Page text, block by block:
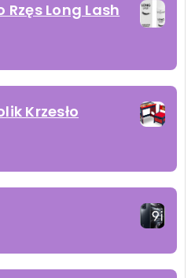
Rzęs Long Lash
Krzesło